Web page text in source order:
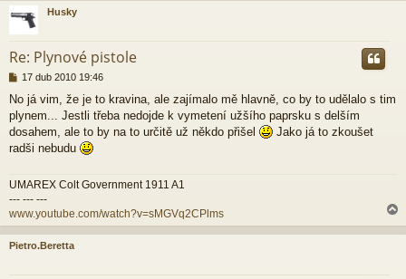
h
Husky
Re: Plynové pistole
P
í
s
p
ě
k
17 dub 2010 19:46
No já vim, že je to kravina, ale zajímalo mě hlavně, co by to udělalo s tim
plynem... Jestli třeba nedojde k vymetení užšího paprsku s delším
dosahem, ale to by na to určitě už někdo přišel
Jako já to zkoušet
radši nebudu
UMAREX Colt Government 1911 A1
--- --- ---
www.youtube.com/watch?v=sMGVq2CPlms
a
h
Pietro.Beretta